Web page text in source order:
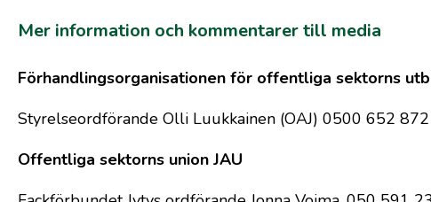
Mer information och kommentarer till media
Förhandlingsorganisationen för offentliga sektorns
Styrelseordförande Olli Luukkainen (OAJ) 0500 652 872
Offentliga sektorns union JAU